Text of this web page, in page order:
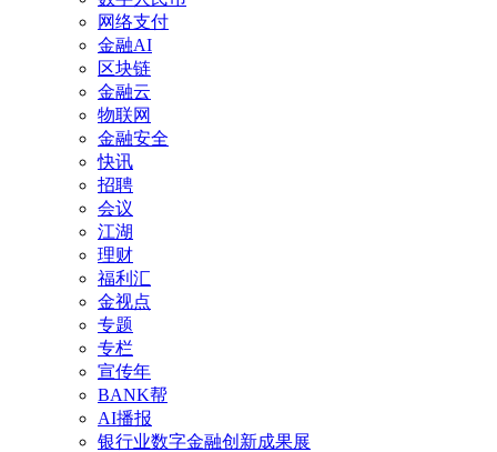
网络支付
金融AI
区块链
金融云
物联网
金融安全
快讯
招聘
会议
江湖
理财
福利汇
金视点
专题
专栏
宣传年
BANK帮
AI播报
银行业数字金融创新成果展